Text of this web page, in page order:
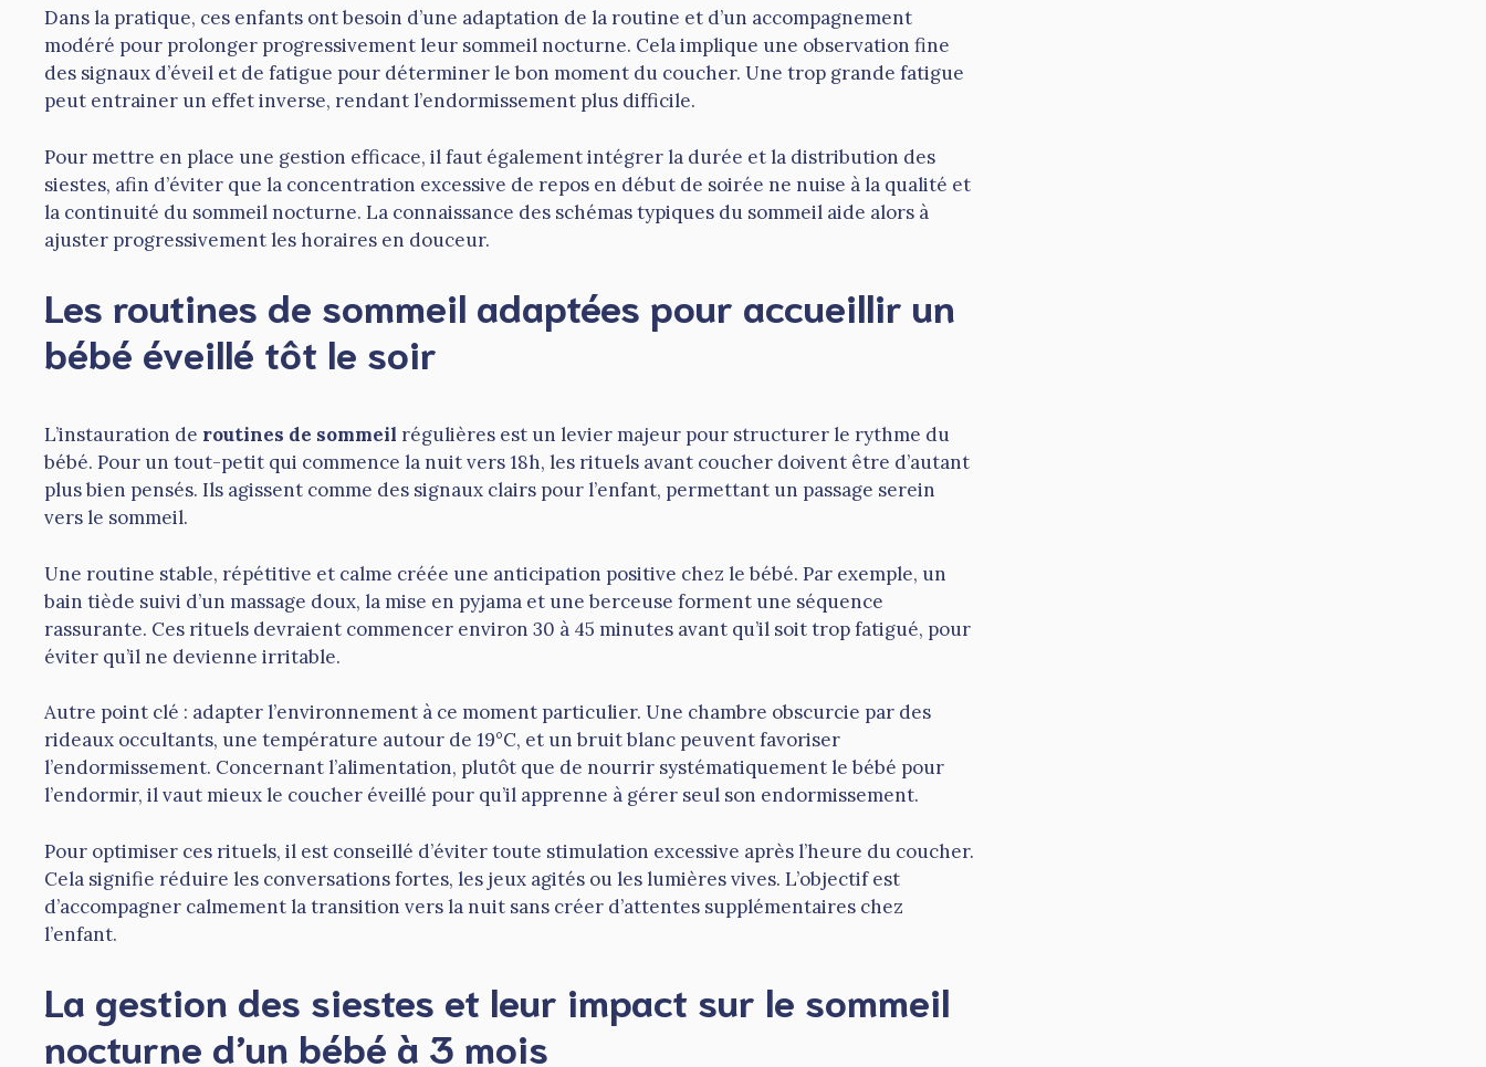
Dans la pratique, ces enfants ont besoin d’une adaptation de la routine et d’un accompagnement
modéré pour prolonger progressivement leur sommeil nocturne. Cela implique une observation fine
des signaux d’éveil et de fatigue pour déterminer le bon moment du coucher. Une trop grande fatigue
peut entrainer un effet inverse, rendant l’endormissement plus difficile.
Pour mettre en place une gestion efficace, il faut également intégrer la durée et la distribution des
siestes, afin d’éviter que la concentration excessive de repos en début de soirée ne nuise à la qualité et
la continuité du sommeil nocturne. La connaissance des schémas typiques du sommeil aide alors à
ajuster progressivement les horaires en douceur.
Les routines de sommeil adaptées pour accueillir un
bébé éveillé tôt le soir
L’instauration de routines de sommeil régulières est un levier majeur pour structurer le rythme du
bébé. Pour un tout-petit qui commence la nuit vers 18h, les rituels avant coucher doivent être d’autant
plus bien pensés. Ils agissent comme des signaux clairs pour l’enfant, permettant un passage serein
vers le sommeil.
Une routine stable, répétitive et calme créée une anticipation positive chez le bébé. Par exemple, un
bain tiède suivi d’un massage doux, la mise en pyjama et une berceuse forment une séquence
rassurante. Ces rituels devraient commencer environ 30 à 45 minutes avant qu’il soit trop fatigué, pour
éviter qu’il ne devienne irritable.
Autre point clé : adapter l’environnement à ce moment particulier. Une chambre obscurcie par des
rideaux occultants, une température autour de 19°C, et un bruit blanc peuvent favoriser
l’endormissement. Concernant l’alimentation, plutôt que de nourrir systématiquement le bébé pour
l’endormir, il vaut mieux le coucher éveillé pour qu’il apprenne à gérer seul son endormissement.
Pour optimiser ces rituels, il est conseillé d’éviter toute stimulation excessive après l’heure du coucher.
Cela signifie réduire les conversations fortes, les jeux agités ou les lumières vives. L’objectif est
d’accompagner calmement la transition vers la nuit sans créer d’attentes supplémentaires chez
l’enfant.
La gestion des siestes et leur impact sur le sommeil
nocturne d’un bébé à 3 mois